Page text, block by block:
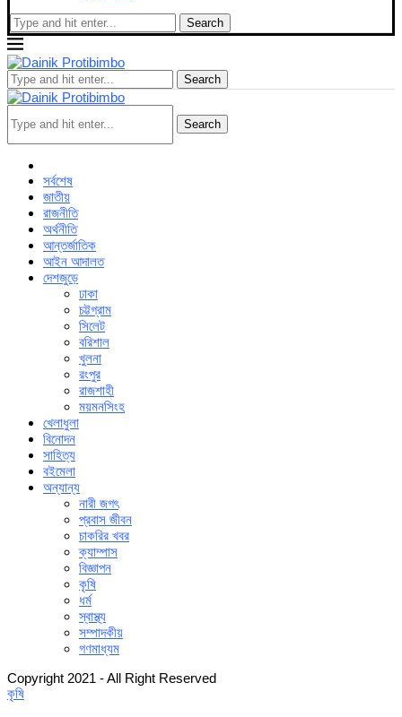
Search
Search
Search
সর্বশেষ
জাতীয়
রাজনীতি
অর্থনীতি
আন্তর্জাতিক
আইন আদালত
দেশজুড়ে
ঢাকা
চট্টগ্রাম
সিলেট
বরিশাল
খুলনা
রংপুর
রাজশাহী
ময়মনসিংহ
খেলাধুলা
বিনোদন
সাহিত্য
বইমেলা
অন্যান্য
নারী জগৎ
প্রবাস জীবন
চাকরির খবর
ক্যাম্পাস
বিজ্ঞাপন
কৃষি
ধর্ম
স্বাস্থ্য
সম্পাদকীয়
গণমাধ্যম
Copyright 2021 - All Right Reserved
কৃষি